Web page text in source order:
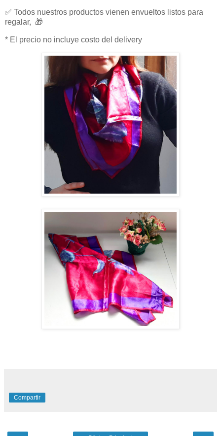
✅ Todos nuestros productos vienen envueltos listos para
regalar, 🎁
* El precio no incluye costo del delivery
Compartir